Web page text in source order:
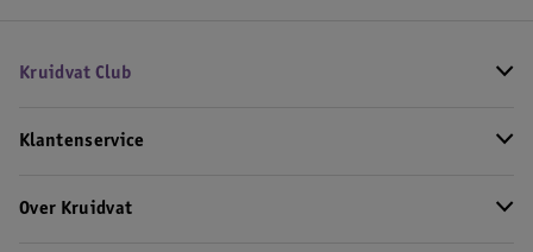
Kruidvat Club
Klantenservice
Over Kruidvat